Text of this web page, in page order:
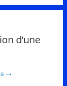
d’une
→